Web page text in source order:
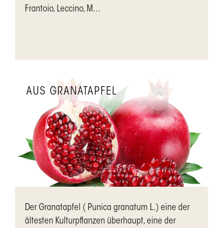
Frantoio, Leccino, M...
AUS GRANATAPFEL
Der Granatapfel ( Punica granatum L.) eine der
ältesten Kulturpflanzen überhaupt, eine der